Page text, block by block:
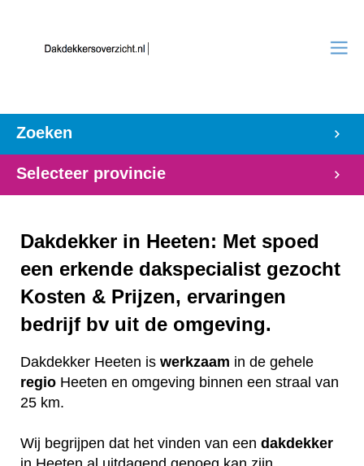
Zoeken
Selecteer provincie
Dakdekker in Heeten: Met spoed
een erkende dakspecialist gezocht
Kosten & Prijzen, ervaringen
bedrijf bv uit de omgeving.
Dakdekker Heeten is werkzaam in de gehele
regio Heeten en omgeving binnen een straal van
25 km.
Wij begrijpen dat het vinden van een dakdekker